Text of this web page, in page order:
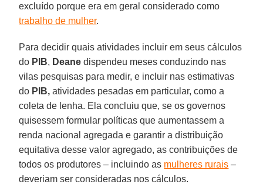
excluído porque era em geral considerado como
trabalho de mulher.
Para decidir quais atividades incluir em seus cálculos
do PIB, Deane dispendeu meses conduzindo nas
vilas pesquisas para medir, e incluir nas estimativas
do PIB, atividades pesadas em particular, como a
coleta de lenha. Ela concluiu que, se os governos
quisessem formular políticas que aumentassem a
renda nacional agregada e garantir a distribuição
equitativa desse valor agregado, as contribuições de
todos os produtores – incluindo as mulheres rurais –
deveriam ser consideradas nos cálculos.